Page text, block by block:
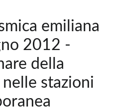
emiliana
2012 -
della
stazioni